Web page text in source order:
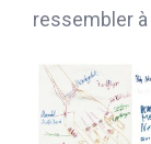
ressembler